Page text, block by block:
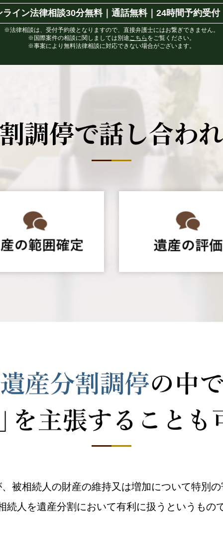
ライン法律相談30分無料｜ 通話無料｜24時間予約受付
※法律相談は、受付予約後となりますので、直接弁護士にはお繋ぎできません。
※国際案件の相談に関しましては別途 こちら をご覧ください。
※事案により無料法律相談に対応できない場合がございます。
調停で話し合わ
被相続人の財産の維持又は増加について特別
続人を遺産分割において有利に扱うというもの